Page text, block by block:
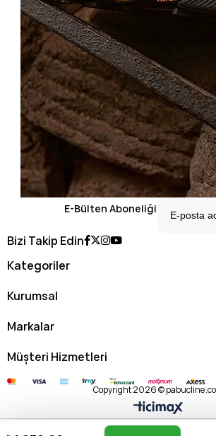
E-Bülten Aboneliği
Bizi Takip Edin
Kategoriler
Kurumsal
Markalar
Müşteri Hizmetleri
Copyright 2026 ©